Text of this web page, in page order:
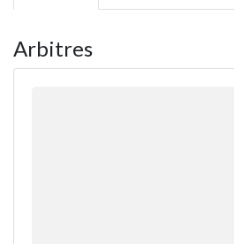
Arbitres